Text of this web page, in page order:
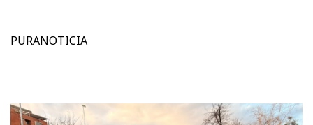
PURANOTICIA